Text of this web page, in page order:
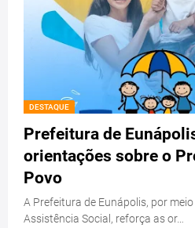
DESTAQUE
Prefeitura de
orientações sobre o
Povo
A Prefeitura de Eunápolis, por
Assistência Social, reforça as or…